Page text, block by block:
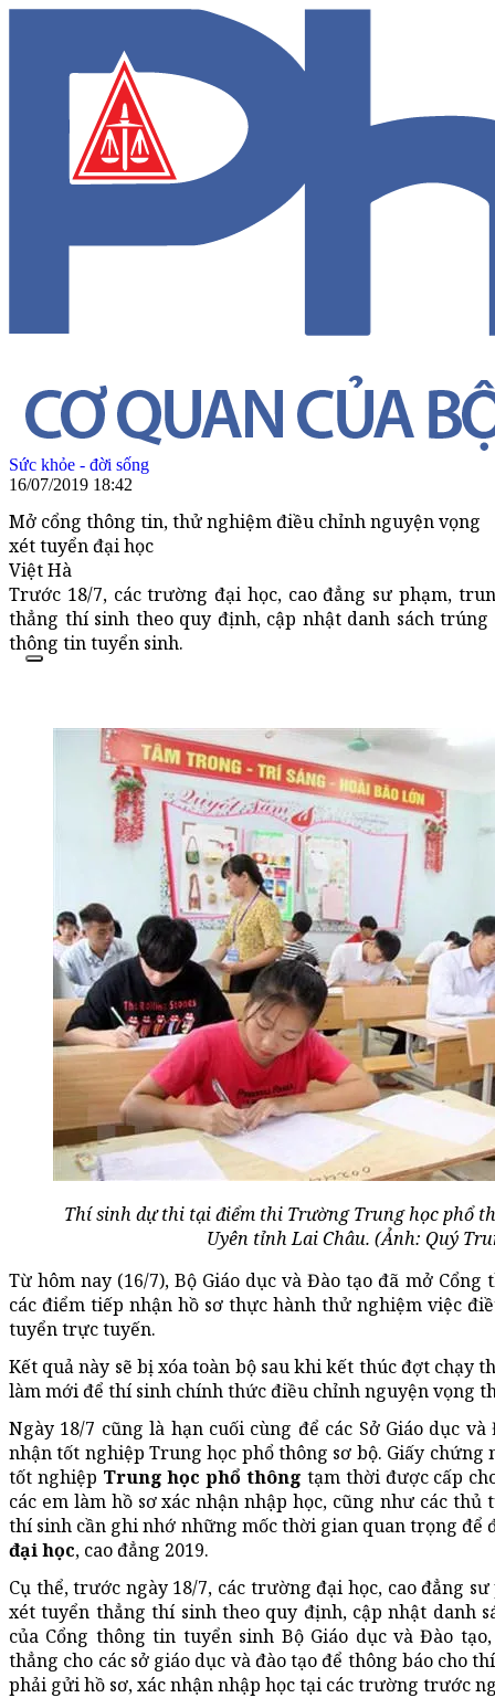
Sức khỏe - đời sống
16/07/2019 18:42
Mở cổng thông tin, thử nghiệm điều chỉnh nguyện vọng
xét tuyển đại học
Việt Hà
Trước 18/7, các trường đại học, cao đẳng sư phạm,
thẳng thí sinh theo quy định, cập nhật danh sách
thông tin tuyển sinh.
Thí sinh dự thi tại điểm thi Trường Trung học phổ
Uyên tỉnh Lai Châu. (Ảnh: Quý
Từ hôm nay (16/7), Bộ Giáo dục và Đào tạo đã mở
các điểm tiếp nhận hồ sơ thực hành thử nghiệm việc
tuyển trực tuyến.
Kết quả này sẽ bị xóa toàn bộ sau khi kết thúc đợt chạy
làm mới để thí sinh chính thức điều chỉnh nguyện vọng
Ngày 18/7 cũng là hạn cuối cùng để các Sở Giáo dục
nhận tốt nghiệp Trung học phổ thông sơ bộ. Giấy
tốt nghiệp Trung học phổ thông tạm thời được cấp
các em làm hồ sơ xác nhận nhập học, cũng như các
thí sinh cần ghi nhớ những mốc thời gian quan trọng để
đại học, cao đẳng 2019.
Cụ thể, trước ngày 18/7, các trường đại học, cao đẳng
xét tuyển thẳng thí sinh theo quy định, cập nhật danh
của Cổng thông tin tuyển sinh Bộ Giáo dục và Đào
thẳng cho các sở giáo dục và đào tạo để thông báo cho
phải gửi hồ sơ, xác nhận nhập học tại các trường trước